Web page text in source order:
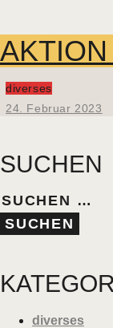
diverses
24. Februar 2023
SUCHEN
diverses